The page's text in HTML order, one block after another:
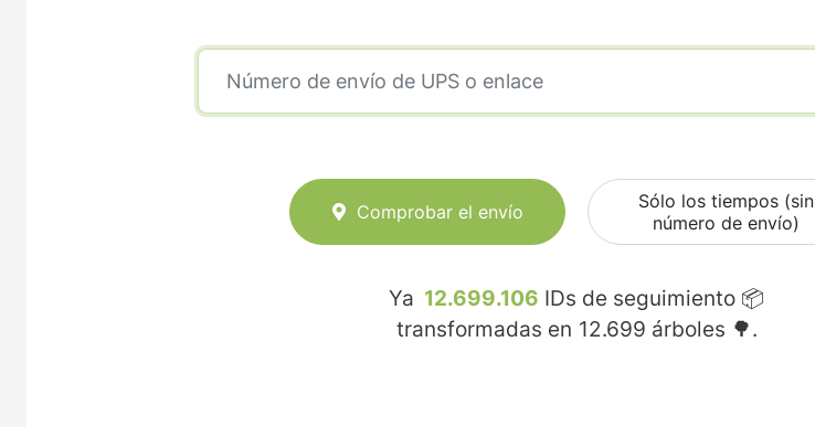
Comprobar el envío
Sólo los tiempos (sin
número de envío)
Ya 12.699.106 IDs de seguimiento 📦
transformadas en 12.699 árboles 🌳.